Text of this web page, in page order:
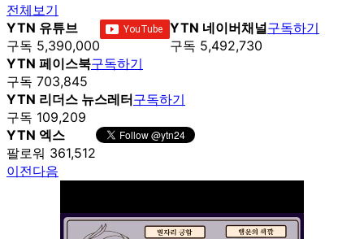
전체보기
YTN 유튜브
구독 5,390,000
YTN 네이버채널
구독 5,492,730
구독하기
YTN 페이스북
구독 703,845
구독하기
YTN 리더스 뉴스레터
구독 109,209
구독하기
YTN 엑스
팔로워 361,512
이전다음